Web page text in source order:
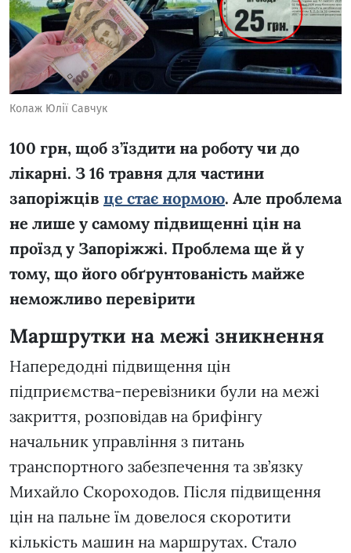
Колаж Юлії Савчук
100 грн, щоб з’їздити на роботу чи до
лікарні. З 16 травня для частини
запоріжців це стає нормою. Але проблема
не лише у самому підвищенні цін на
проїзд у Запоріжжі. Проблема ще й у
тому, що його обґрунтованість майже
неможливо перевірити
Маршрутки на межі зникнення
Напередодні підвищення цін
підприємства-перевізники були на межі
закриття, розповідав на брифінгу
начальник управління з питань
транспортного забезпечення та зв’язку
Михайло Скороходов. Після підвищення
цін на пальне їм довелося скоротити
кількість машин на маршрутах. Стало